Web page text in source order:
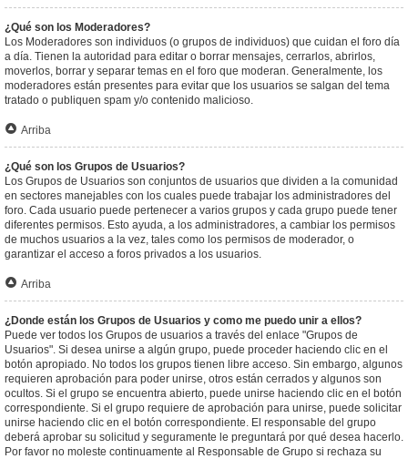
¿Qué son los Moderadores?
Los Moderadores son individuos (o grupos de individuos) que cuidan el foro día
a día. Tienen la autoridad para editar o borrar mensajes, cerrarlos, abrirlos,
moverlos, borrar y separar temas en el foro que moderan. Generalmente, los
moderadores están presentes para evitar que los usuarios se salgan del tema
tratado o publiquen spam y/o contenido malicioso.
Arriba
¿Qué son los Grupos de Usuarios?
Los Grupos de Usuarios son conjuntos de usuarios que dividen a la comunidad
en sectores manejables con los cuales puede trabajar los administradores del
foro. Cada usuario puede pertenecer a varios grupos y cada grupo puede tener
diferentes permisos. Esto ayuda, a los administradores, a cambiar los permisos
de muchos usuarios a la vez, tales como los permisos de moderador, o
garantizar el acceso a foros privados a los usuarios.
Arriba
¿Donde están los Grupos de Usuarios y como me puedo unir a ellos?
Puede ver todos los Grupos de usuarios a través del enlace "Grupos de
Usuarios". Si desea unirse a algún grupo, puede proceder haciendo clic en el
botón apropiado. No todos los grupos tienen libre acceso. Sin embargo, algunos
requieren aprobación para poder unirse, otros están cerrados y algunos son
ocultos. Si el grupo se encuentra abierto, puede unirse haciendo clic en el botón
correspondiente. Si el grupo requiere de aprobación para unirse, puede solicitar
unirse haciendo clic en el botón correspondiente. El responsable del grupo
deberá aprobar su solicitud y seguramente le preguntará por qué desea hacerlo.
Por favor no moleste continuamente al Responsable de Grupo si rechaza su